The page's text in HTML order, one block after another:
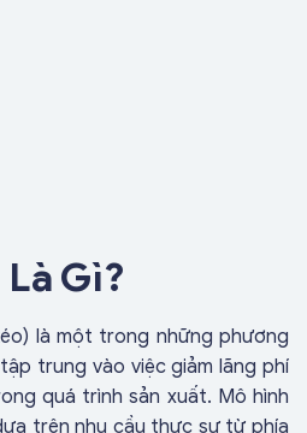
Gì?
là một trong những phương
trung vào việc giảm lãng phí
quá trình sản xuất. Mô hình
trên nhu cầu thực sự từ phía